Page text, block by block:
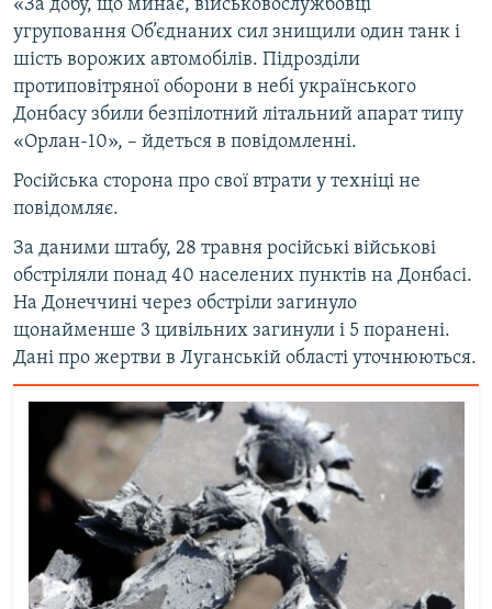
Усі сайти RFE/RL
«За добу, що минає, військовослужбовці
угруповання Об’єднаних сил знищили один танк і
шість ворожих автомобілів. Підрозділи
протиповітряної оборони в небі українського
Донбасу збили безпілотний літальний апарат типу
«Орлан-10», – йдеться в повідомленні.
Російська сторона про свої втрати у техніці не
повідомляє.
За даними штабу, 28 травня російські військові
обстріляли понад 40 населених пунктів на Донбасі.
На Донеччині через обстріли загинуло
щонайменше 3 цивільних загинули і 5 поранені.
Дані про жертви в Луганській області уточнюються.